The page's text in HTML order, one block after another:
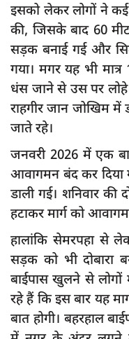
English
इसको लेकर लोगों ने कई
की, जिसके बाद 60
सड़क बनाई गई और
गया। मगर यह भी
धंस जाने से उस पर लोहे
राहगीर जान जोखिम
जाते रहे।
जनवरी 2026 में एक
आवागमन बंद कर
डाली गई। शनिवार की
हटाकर मार्ग को
हालांकि सेमरपहा से
सड़क को भी दोबारा
बाईपास खुलने से लोगों
रहे हैं कि इस बार यह
बात होगी। बहरहाल